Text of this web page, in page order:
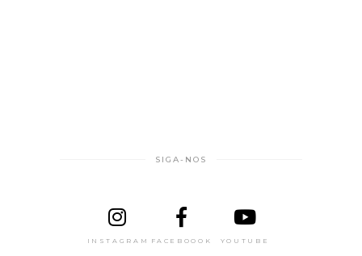
SIGA-NOS
INSTAGRAM FACEBOOOK YOUTUBE